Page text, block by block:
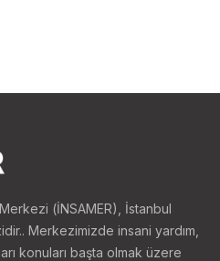
(İNSAMER), İstanbul
Merkezimizde insani yardım,
konuları başta olmak üzere